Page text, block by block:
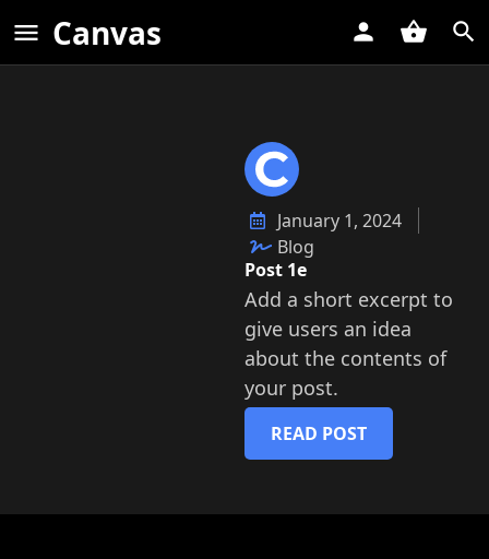
Canvas
January 1, 2024
Blog
Post 1e
Add a short excerpt to
give users an idea
about the contents of
your post.
READ POST